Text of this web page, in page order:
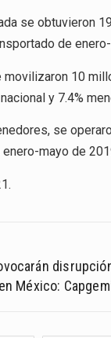
se obtuvieron
de
10
y 7.4%
se
mayo de
.
México: